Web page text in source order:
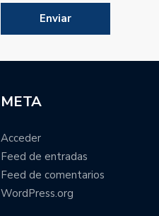
META
Acceder
Feed de entradas
Feed de comentarios
WordPress.org